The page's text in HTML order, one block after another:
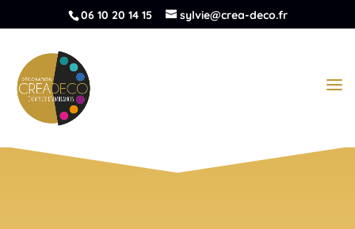
06 10 20 14 15 sylvie@crea-deco.fr